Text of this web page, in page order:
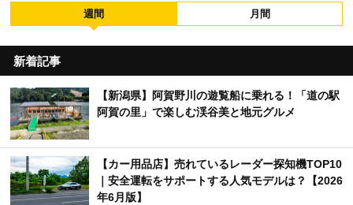
週間 月間
新着記事
【新潟県】阿賀野川の遊覧船に乗れる！「道の駅
阿賀の里」で楽しむ渓谷美と地元グルメ
【カー用品店】売れているレーダー探知機TOP10
｜安全運転をサポートする人気モデルは？【2026
年6月版】